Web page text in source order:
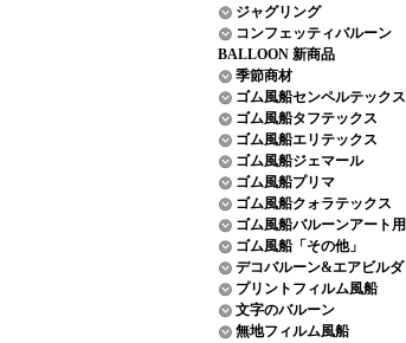
ジャグリング
コンフェッティバルーン
BALLOON 新商品
季節商材
ゴム風船センペルテックス
ゴム風船タフテックス
ゴム風船エリテックス
ゴム風船ジェマール
ゴム風船プリマ
ゴム風船クォラテックス
ゴム風船バルーンアート用
ゴム風船「その他」
デコバルーン&エアビルダ
プリントフィルム風船
文字のバルーン
無地フィルム風船